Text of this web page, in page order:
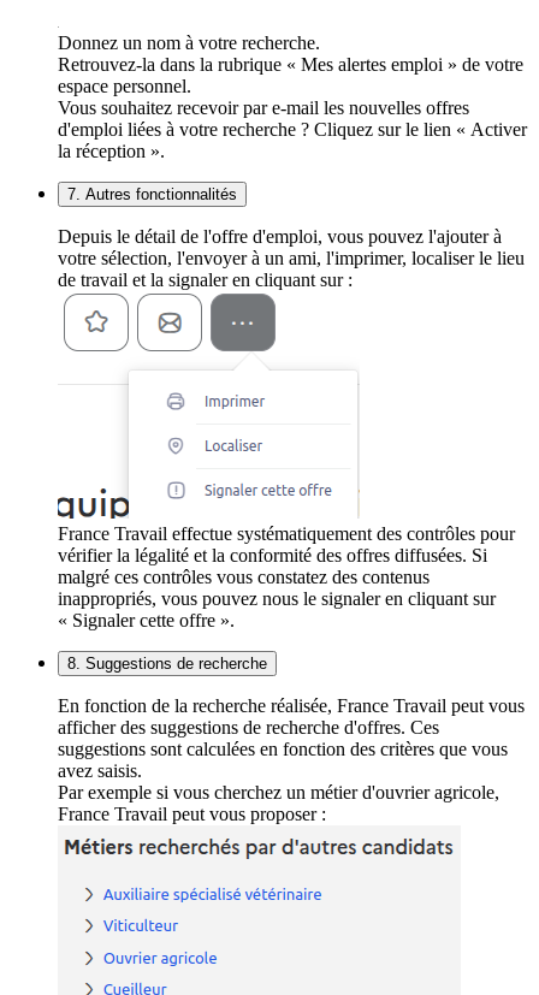
Donnez un nom à votre recherche.
Retrouvez-la dans la rubrique « Mes alertes emploi » de votre
espace personnel.
Vous souhaitez recevoir par e-mail les nouvelles offres
d'emploi liées à votre recherche ? Cliquez sur le lien « Activer
la réception ».
7. Autres fonctionnalités
Depuis le détail de l'offre d'emploi, vous pouvez l'ajouter à
votre sélection, l'envoyer à un ami, l'imprimer, localiser le lieu
de travail et la signaler en cliquant sur :
France Travail effectue systématiquement des contrôles pour
vérifier la légalité et la conformité des offres diffusées. Si
malgré ces contrôles vous constatez des contenus
inappropriés, vous pouvez nous le signaler en cliquant sur
« Signaler cette offre ».
8. Suggestions de recherche
En fonction de la recherche réalisée, France Travail peut vous
afficher des suggestions de recherche d'offres. Ces
suggestions sont calculées en fonction des critères que vous
avez saisis.
Par exemple si vous cherchez un métier d'ouvrier agricole,
France Travail peut vous proposer :